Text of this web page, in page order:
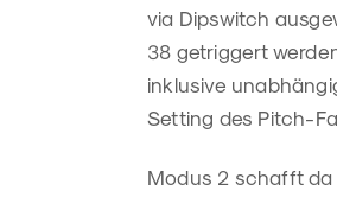
via Dipswitch
38 getriggert
inklusive
Setting des Pitch-
Modus 2 schafft da